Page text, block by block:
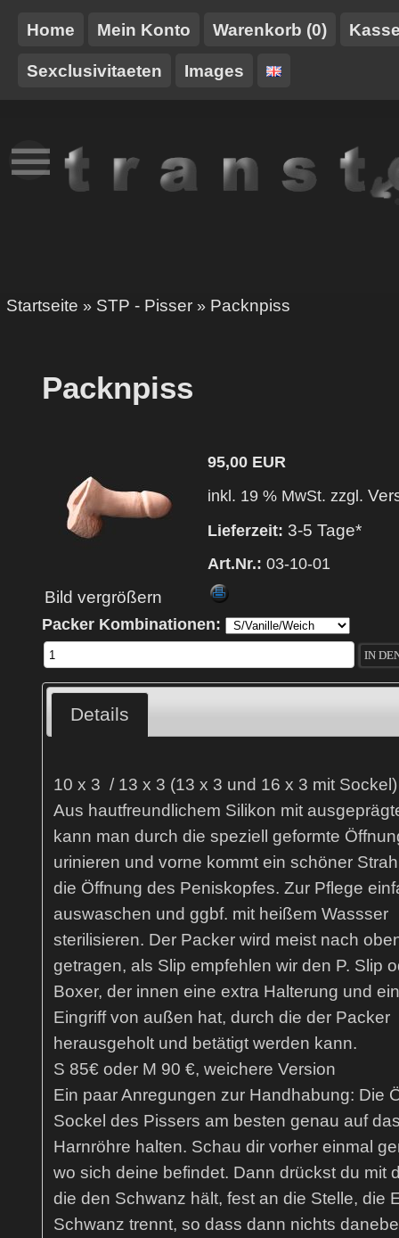
Home Mein Konto Warenkorb (0)
Sexclusivitaeten Images
NEUES
TT-
TRANSTOY
GURTE/HARNESSE
Startseite » STP - Pisser » Packnpiss
Packnpiss
Bild vergrößern
95,00 EUR
inkl. 19 % MwSt. zzgl.
Lieferzeit: 3-5 Tage*
Art.Nr.: 03-10-01
Packer Kombinationen:
Details
10 x 3 / 13 x 3 (13 x 3 und 16 x 3 mit Sockel)
Aus hautfreundlichem Silikon mit
kann man durch die speziell geformte
urinieren und vorne kommt ein schöner
die Öffnung des Peniskopfes. Zur Pflege
auswaschen und ggbf. mit heißem Wassser
sterilisieren. Der Packer wird meist nach
getragen, als Slip empfehlen wir den P. Slip
Boxer, der innen eine extra Halterung und
Eingriff von außen hat, durch die der Packer
herausgeholt und betätigt werden kann.
S 85€ oder M 90 €, weichere Version
Ein paar Anregungen zur Handhabung: Die
Sockel des Pissers am besten genau auf
Harnröhre halten. Schau dir vorher einmal
wo sich deine befindet. Dann drückst du mit
die den Schwanz hält, fest an die Stelle, die
Schwanz trennt, so dass dann nichts